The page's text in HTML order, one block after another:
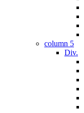
column 5
Div.